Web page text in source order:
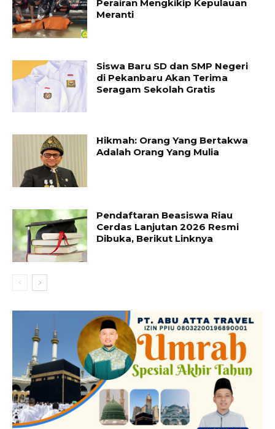
Perairan Mengkikip Kepulauan
Meranti
Siswa Baru SD dan SMP Negeri
di Pekanbaru Akan Terima
Seragam Sekolah Gratis
Hikmah: Orang Yang Bertakwa
Adalah Orang Yang Mulia
Pendaftaran Beasiswa Riau
Cerdas Lanjutan 2026 Resmi
Dibuka, Berikut Linknya